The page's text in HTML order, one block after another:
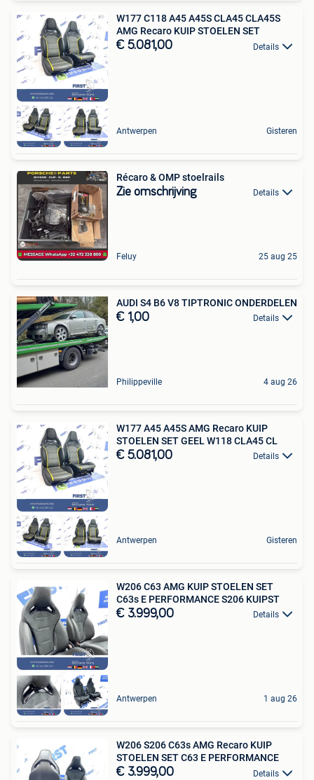
W177 C118 A45 A45S CLA45 CLA45S
AMG Recaro KUIP STOELEN SET
€ 5.081,00 Details
Antwerpen Gisteren
Récaro & OMP stoelrails
Zie omschrijving Details
Feluy 25 aug 25
AUDI S4 B6 V8 TIPTRONIC ONDERDELEN
€ 1,00 Details
Philippeville 4 aug 26
W177 A45 A45S AMG Recaro KUIP
STOELEN SET GEEL W118 CLA45 CL
€ 5.081,00 Details
Antwerpen Gisteren
W206 C63 AMG KUIP STOELEN SET
C63s E PERFORMANCE S206 KUIPST
€ 3.999,00 Details
Antwerpen 1 aug 26
W206 S206 C63s AMG Recaro KUIP
STOELEN SET C63 E PERFORMANCE
€ 3.999,00 Details